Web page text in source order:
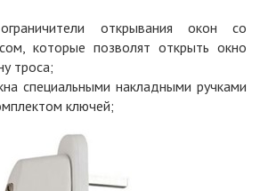
открывания окон со
которые позволят открыть окно
троса;
специальными накладными ручками
ключей;